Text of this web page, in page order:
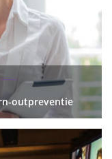
outpreventie